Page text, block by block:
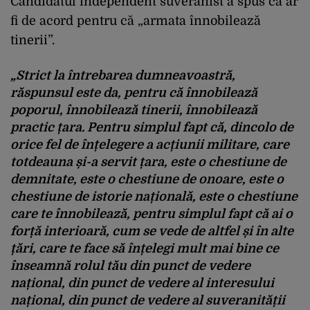
fi de acord pentru că „armata înnobilează
tinerii”.
„Strict la întrebarea dumneavoastră,
răspunsul este da, pentru că înnobilează
poporul, înnobilează tinerii, înnobilează
practic țara. Pentru simplul fapt că, dincolo de
orice fel de înțelegere a acțiunii militare, care
totdeauna și-a servit țara, este o chestiune de
demnitate, este o chestiune de onoare, este o
chestiune de istorie națională, este o chestiune
care te înnobilează, pentru simplul fapt că ai o
forță interioară, cum se vede de altfel și în alte
țări, care te face să înțelegi mult mai bine ce
înseamnă rolul tău din punct de vedere
național, din punct de vedere al interesului
național, din punct de vedere al suveranității